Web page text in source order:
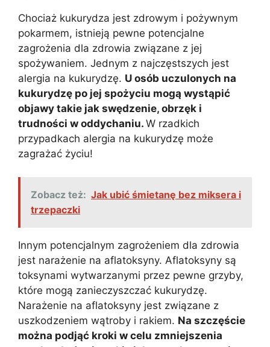
Chociaż kukurydza jest zdrowym i pożywnym
pokarmem, istnieją pewne potencjalne
zagrożenia dla zdrowia związane z jej
spożywaniem. Jednym z najczęstszych jest
alergia na kukurydzę. U osób uczulonych na
kukurydzę po jej spożyciu mogą wystąpić
objawy takie jak swędzenie, obrzęk i
trudności w oddychaniu. W rzadkich
przypadkach alergia na kukurydzę może
zagrażać życiu!
Zobacz też: Jak ubić śmietanę bez miksera i
trzepaczki
Innym potencjalnym zagrożeniem dla zdrowia
jest narażenie na aflatoksyny. Aflatoksyny są
toksynami wytwarzanymi przez pewne grzyby,
które mogą zanieczyszczać kukurydzę.
Narażenie na aflatoksyny jest związane z
uszkodzeniem wątroby i rakiem. Na szczęście
można podjąć kroki w celu zmniejszenia